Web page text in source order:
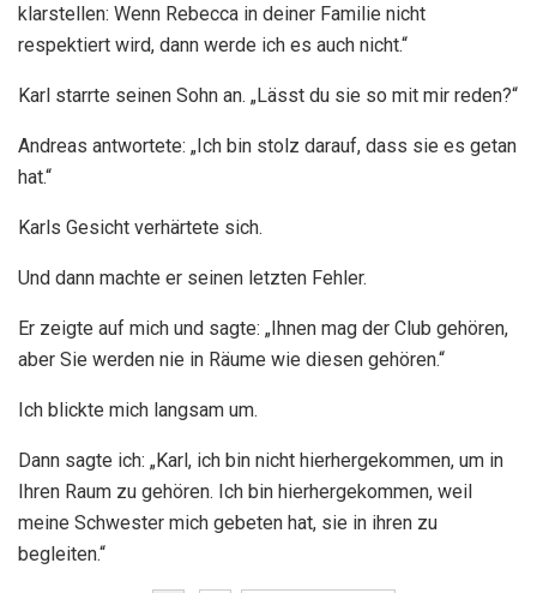
klarstellen: Wenn Rebecca in deiner Familie nicht
respektiert wird, dann werde ich es auch nicht.“
Karl starrte seinen Sohn an. „Lässt du sie so mit mir reden?“
Andreas antwortete: „Ich bin stolz darauf, dass sie es getan
hat.“
Karls Gesicht verhärtete sich.
Und dann machte er seinen letzten Fehler.
Er zeigte auf mich und sagte: „Ihnen mag der Club gehören,
aber Sie werden nie in Räume wie diesen gehören.“
Ich blickte mich langsam um.
Dann sagte ich: „Karl, ich bin nicht hierhergekommen, um in
Ihren Raum zu gehören. Ich bin hierhergekommen, weil
meine Schwester mich gebeten hat, sie in ihren zu
begleiten.“